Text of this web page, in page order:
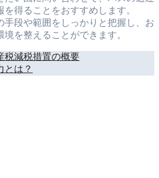
得ることをおすすめします。
手段や範囲をしっかりと把握し、お
を整えることができます。
税減税措置の概要
とは？